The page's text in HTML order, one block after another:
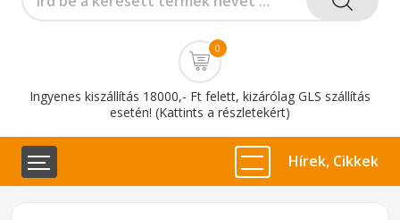
0
Ingyenes kiszállítás 18000,- Ft felett, kizárólag GLS szállítás
esetén! (Kattints a részletekért)
Hírek, Cikkek